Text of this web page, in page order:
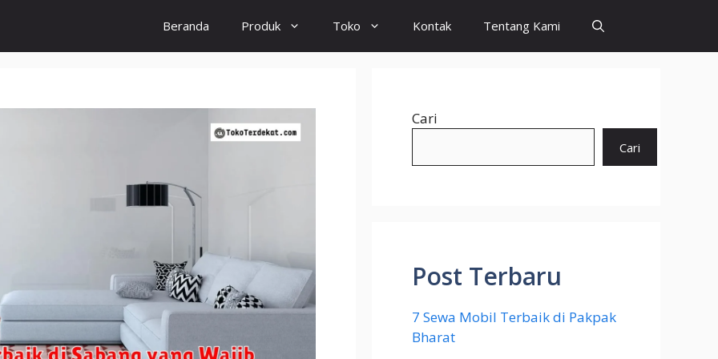
Beranda Produk Toko Kontak Tentang Kami
Cari
Cari
Post Terbaru
7 Sewa Mobil Terbaik di Pakpak
Bharat